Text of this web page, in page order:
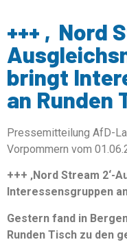
+++ ‚Nord
bringt
an Runden
Pressemitteilung AfD-
Vorpommern vom
+++ ‚Nord Stream 2‘-
Interessensgruppen
Gestern fand in
Runden Tisch zu den